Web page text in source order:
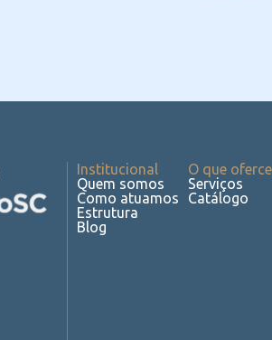
Institucional
Quem somos
Como atuamos
Estrutura
Blog
O que
Serviços
Catálogo